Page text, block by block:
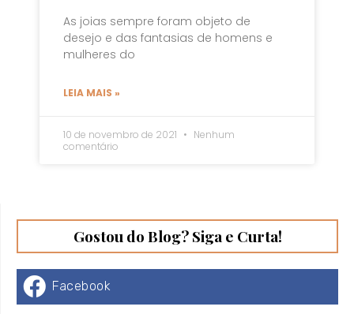
As joias sempre foram objeto de
desejo e das fantasias de homens e
mulheres do
LEIA MAIS »
10 de novembro de 2021
Nenhum
comentário
Gostou do Blog? Siga e Curta!
Facebook